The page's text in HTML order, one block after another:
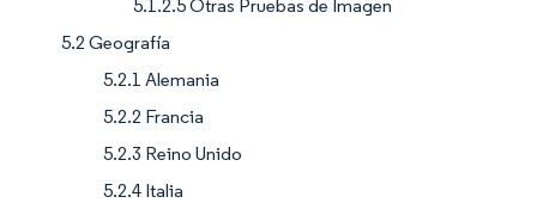
5.1.2.5 Otras Pruebas de Imagen
5.2 Geografía
5.2.1 Alemania
5.2.2 Francia
5.2.3 Reino Unido
5.2.4 Italia